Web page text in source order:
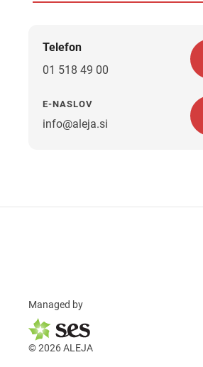
Telefon
01 518 49 00
E-NASLOV
info@aleja.si
Managed by
© 2026 ALEJA